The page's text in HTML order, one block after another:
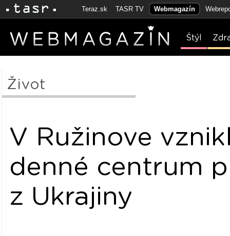
Teraz.sk TASR TV Webmagazín
Štýl
Život
V Ružinove
denné centrum
z Ukrajiny